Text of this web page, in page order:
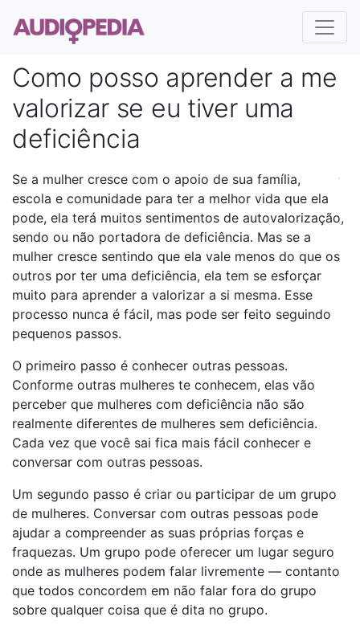
Como posso aprender a me
valorizar se eu tiver uma
deficiência
Se a mulher cresce com o apoio de sua família,
escola e comunidade para ter a melhor vida que ela
pode, ela terá muitos sentimentos de autovalorização,
sendo ou não portadora de deficiência. Mas se a
mulher cresce sentindo que ela vale menos do que os
outros por ter uma deficiência, ela tem se esforçar
muito para aprender a valorizar a si mesma. Esse
processo nunca é fácil, mas pode ser feito seguindo
pequenos passos.
O primeiro passo é conhecer outras pessoas.
Conforme outras mulheres te conhecem, elas vão
perceber que mulheres com deficiência não são
realmente diferentes de mulheres sem deficiência.
Cada vez que você sai fica mais fácil conhecer e
conversar com outras pessoas.
Um segundo passo é criar ou participar de um grupo
de mulheres. Conversar com outras pessoas pode
ajudar a compreender as suas próprias forças e
fraquezas. Um grupo pode oferecer um lugar seguro
onde as mulheres podem falar livremente — contanto
que todos concordem em não falar fora do grupo
sobre qualquer coisa que é dita no grupo.